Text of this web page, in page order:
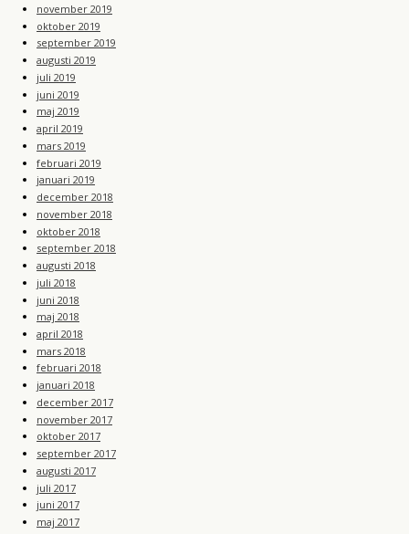
november 2019
oktober 2019
september 2019
augusti 2019
juli 2019
juni 2019
maj 2019
april 2019
mars 2019
februari 2019
januari 2019
december 2018
november 2018
oktober 2018
september 2018
augusti 2018
juli 2018
juni 2018
maj 2018
april 2018
mars 2018
februari 2018
januari 2018
december 2017
november 2017
oktober 2017
september 2017
augusti 2017
juli 2017
juni 2017
maj 2017